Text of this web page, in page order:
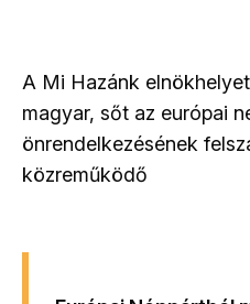
A Mi Hazánk
magyar, sőt az európai
önrendelkezésének
közreműködő